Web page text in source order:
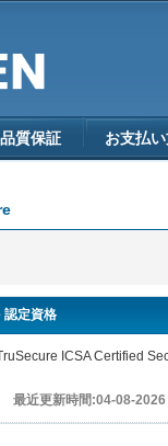
品質保証 お支払
定資格
ICSA Certified
最近更新時間:04-08-2026